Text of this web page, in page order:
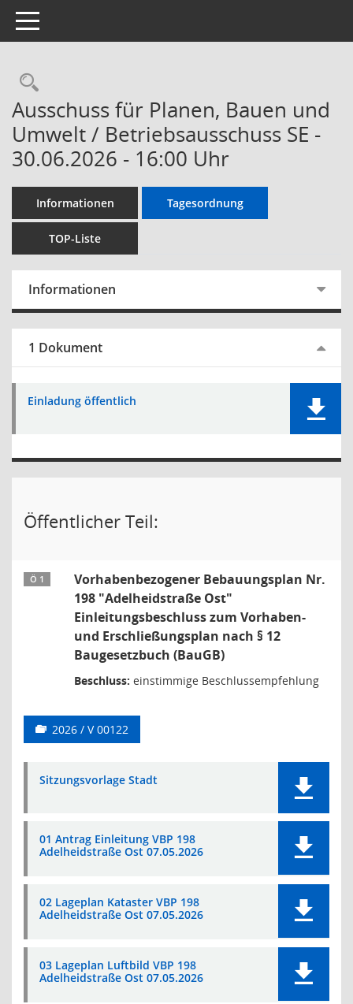
Toggle navigation
Ausschuss für Planen, Bauen und
Umwelt / Betriebsausschuss SE -
30.06.2026 - 16:00 Uhr
Informationen Tagesordnung
TOP-Liste
Informationen
1 Dokument
Einladung öffentlich
Öffentlicher Teil:
Ö 1
Vorhabenbezogener Bebauungsplan Nr.
198 "Adelheidstraße Ost"
Einleitungsbeschluss zum Vorhaben-
und Erschließungsplan nach § 12
Baugesetzbuch (BauGB)
Beschluss: einstimmige Beschlussempfehlung
2026 / V 00122
Sitzungsvorlage Stadt
01 Antrag Einleitung VBP 198
Adelheidstraße Ost 07.05.2026
02 Lageplan Kataster VBP 198
Adelheidstraße Ost 07.05.2026
03 Lageplan Luftbild VBP 198
Adelheidstraße Ost 07.05.2026